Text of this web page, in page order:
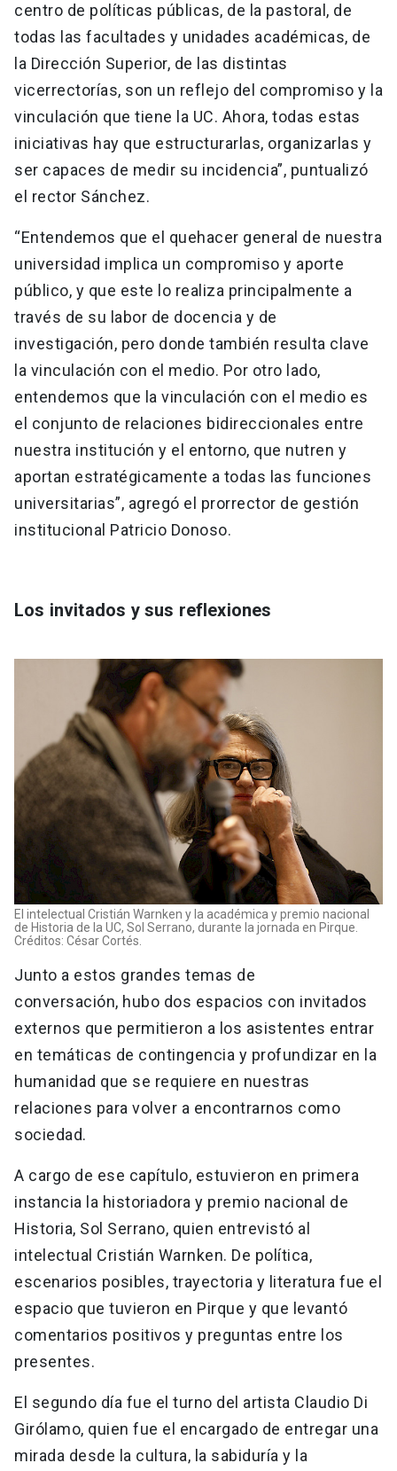
centro de políticas públicas, de la pastoral, de
todas las facultades y unidades académicas, de
la Dirección Superior, de las distintas
vicerrectorías, son un reflejo del compromiso y la
vinculación que tiene la UC. Ahora, todas estas
iniciativas hay que estructurarlas, organizarlas y
ser capaces de medir su incidencia”, puntualizó
el rector Sánchez.
“Entendemos que el quehacer general de nuestra
universidad implica un compromiso y aporte
público, y que este lo realiza principalmente a
través de su labor de docencia y de
investigación, pero donde también resulta clave
la vinculación con el medio. Por otro lado,
entendemos que la vinculación con el medio es
el conjunto de relaciones bidireccionales entre
nuestra institución y el entorno, que nutren y
aportan estratégicamente a todas las funciones
universitarias”, agregó el prorrector de gestión
institucional Patricio Donoso.
Los invitados y sus reflexiones
El intelectual Cristián Warnken y la académica y premio nacional
de Historia de la UC, Sol Serrano, durante la jornada en Pirque.
Créditos: César Cortés.
Junto a estos grandes temas de
conversación, hubo dos espacios con invitados
externos que permitieron a los asistentes entrar
en temáticas de contingencia y profundizar en la
humanidad que se requiere en nuestras
relaciones para volver a encontrarnos como
sociedad.
A cargo de ese capítulo, estuvieron en primera
instancia la historiadora y premio nacional de
Historia, Sol Serrano, quien entrevistó al
intelectual Cristián Warnken. De política,
escenarios posibles, trayectoria y literatura fue el
espacio que tuvieron en Pirque y que levantó
comentarios positivos y preguntas entre los
presentes.
El segundo día fue el turno del artista Claudio Di
Girólamo, quien fue el encargado de entregar una
mirada desde la cultura, la sabiduría y la